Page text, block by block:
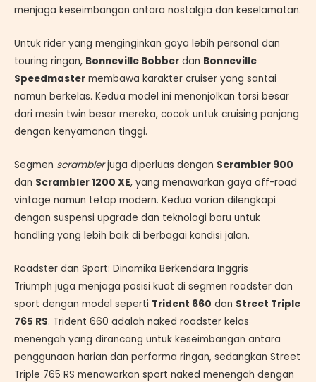
menjaga keseimbangan antara nostalgia dan keselamatan.
Untuk rider yang menginginkan gaya lebih personal dan
touring ringan, Bonneville Bobber dan Bonneville
Speedmaster membawa karakter cruiser yang santai
namun berkelas. Kedua model ini menonjolkan torsi besar
dari mesin twin besar mereka, cocok untuk cruising panjang
dengan kenyamanan tinggi.
Segmen scramblerjuga diperluas dengan Scrambler 900
dan Scrambler 1200 XE, yang menawarkan gaya off-road
vintage namun tetap modern. Kedua varian dilengkapi
dengan suspensi upgrade dan teknologi baru untuk
handling yang lebih baik di berbagai kondisi jalan.
Roadster dan Sport: Dinamika Berkendara Inggris
Triumph juga menjaga posisi kuat di segmen roadster dan
sport dengan model seperti Trident 660 dan Street Triple
765 RS. Trident 660 adalah naked roadster kelas
menengah yang dirancang untuk keseimbangan antara
penggunaan harian dan performa ringan, sedangkan Street
Triple 765 RS menawarkan sport naked menengah dengan